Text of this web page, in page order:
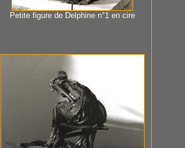
Petite figure de Delphine n°1 en cire